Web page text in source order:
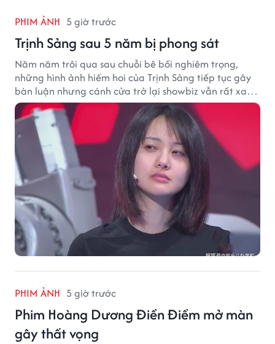
PHIM ẢNH 5 giờ trước
Trịnh Sảng sau 5 năm bị phong sát
Năm năm trôi qua sau chuỗi bê bối nghiêm trọng,
những hình ảnh hiếm hoi của Trịnh Sảng tiếp tục gây
bàn luận nhưng cánh cửa trở lại showbiz vẫn rất xa
vời.
PHIM ẢNH 5 giờ trước
Phim Hoàng Dương Điền Điềm mở màn
gây thất vọng